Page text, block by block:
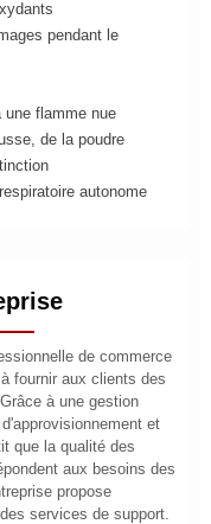
pendant le
une flamme nue
de la poudre
autonome
de commerce
fournir aux clients des
à une gestion
et
que la qualité des
aux besoins des
propose
services de support.